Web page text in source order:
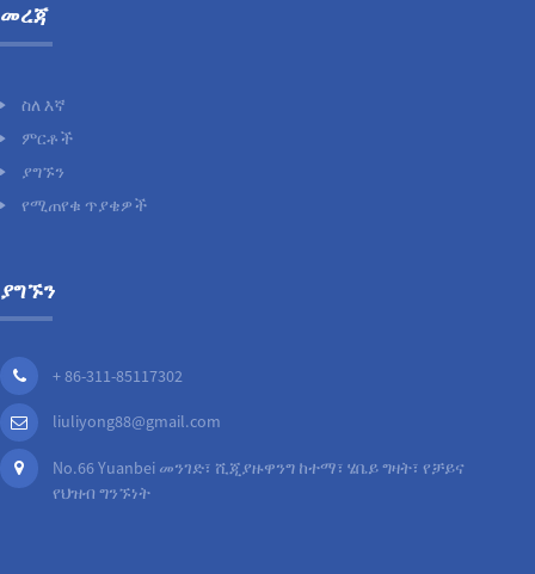
መረጃ
ስለ እኛ
ምርቶች
ያግኙን
የሚጠየቁ ጥያቄዎች
ያግኙን
+ 86-311-85117302
liuliyong88@gmail.com
No.66 Yuanbei መንገድ፣ ሺጂያዙዋንግ ከተማ፣ ሄቤይ ግዛት፣ የቻይና
የህዝብ ግንኙነት